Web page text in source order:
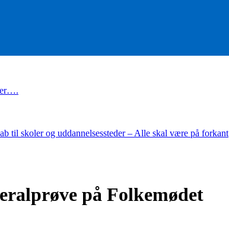
til skoler og uddannelsessteder – Alle skal være på forkant
på Folkemødet